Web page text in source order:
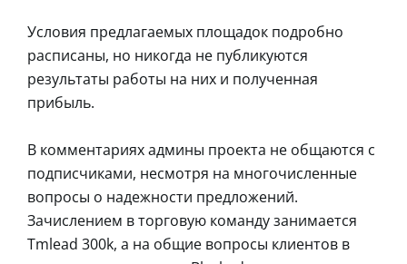
Условия предлагаемых площадок подробно
расписаны, но никогда не публикуются
результаты работы на них и полученная
прибыль.
В комментариях админы проекта не общаются с
подписчиками, несмотря на многочисленные
вопросы о надежности предложений.
Зачислением в торговую команду занимается
Tmlead 300k, а на общие вопросы клиентов в